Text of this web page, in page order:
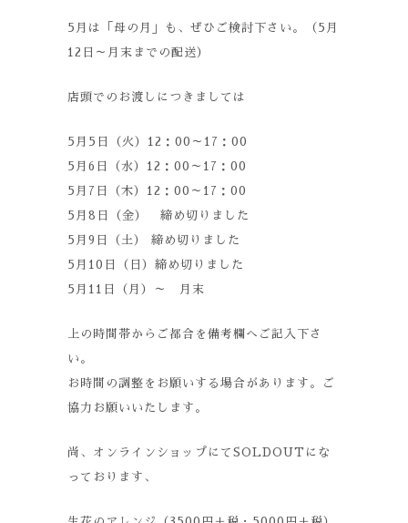
5月は「母の月」も、ぜひご検討下さい。（5月
12日～月末までの配送）
店頭でのお渡しにつきましては
5月5日（火）12：00～17：00
5月6日（水）12：00～17：00
5月7日（木）12：00～17：00
5月8日（金） 締め切りました
5月9日（土） 締め切りました
5月10日（日）締め切りました
5月11日（月）～ 月末
上の時間帯からご都合を備考欄へご記入下さ
い。
お時間の調整をお願いする場合があります。ご
協力お願いいたします。
尚、オンラインショップにてSOLDOUTにな
っております、